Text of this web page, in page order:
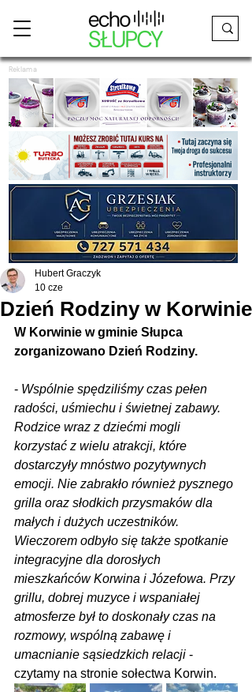
Reklama
Dzień Rodziny w Korwinie
Hubert Graczyk
10 cze
W Korwinie w gminie Słupca
zorganizowano Dzień Rodziny.
- Wspólnie spędziliśmy czas pełen
radości, uśmiechu i świetnej zabawy.
Rodzice wraz z dziećmi mogli
korzystać z wielu atrakcji, które
dostarczyły mnóstwo pozytywnych
emocji. Nie zabrakło również pysznego
grilla oraz słodkich przysmaków dla
małych i dużych uczestników.
Wieczorem odbyło się także spotkanie
integracyjne dla dorosłych
mieszkańców Korwina i Józefowa. Przy
grillu, dobrej muzyce i wspaniałej
atmosferze był to doskonały czas na
rozmowy, wspólną zabawę i
umacnianie sąsiedzkich relacji -
czytamy na stronie sołectwa Korwin.